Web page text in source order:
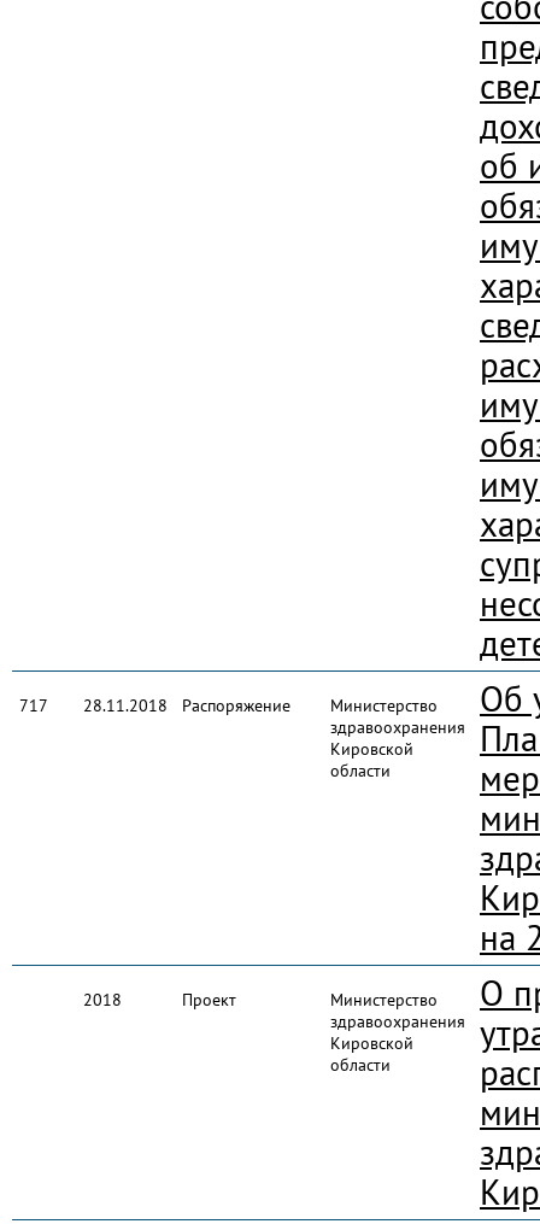
об
717 28.11.2018 Распоряжение
Министерство
здравоохранения
Кировской
области
Об
на
2018 Проект
Министерство
здравоохранения
Кировской
области
О